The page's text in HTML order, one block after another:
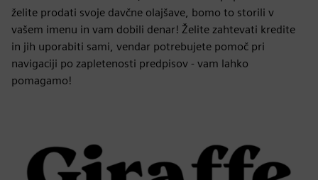
želite prodati svoje davčne olajšave, bomo to storili v
vašem imenu in vam dobili denar! Želite zahtevati kredite
in jih uporabiti sami, vendar potrebujete pomoč pri
navigaciji po zapletenosti predpisov - vam lahko
pomagamo!